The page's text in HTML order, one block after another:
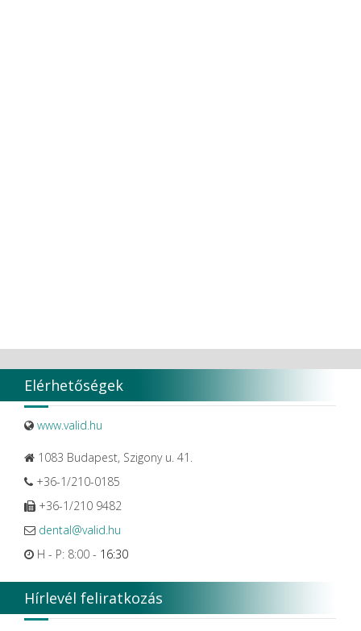
Elérhetőségek
www.valid.hu
1083 Budapest, Szigony u. 41.
+36-1/210-0185
+36-1/210 9482
dental@valid.hu
H - P: 8:00 - 16:30
Hírlevél feliratkozás